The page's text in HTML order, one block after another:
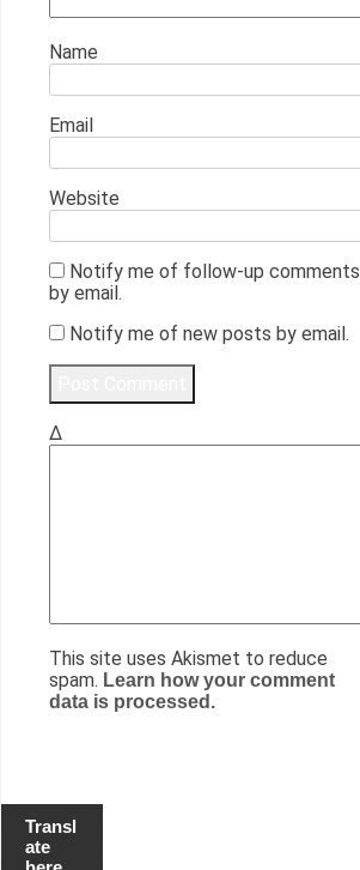
Name
Email
Website
Notify me of follow-up comments
by email.
Notify me of new posts by email.
Δ
This site uses Akismet to reduce
spam. Learn how your comment
data is processed.
Transl
ate